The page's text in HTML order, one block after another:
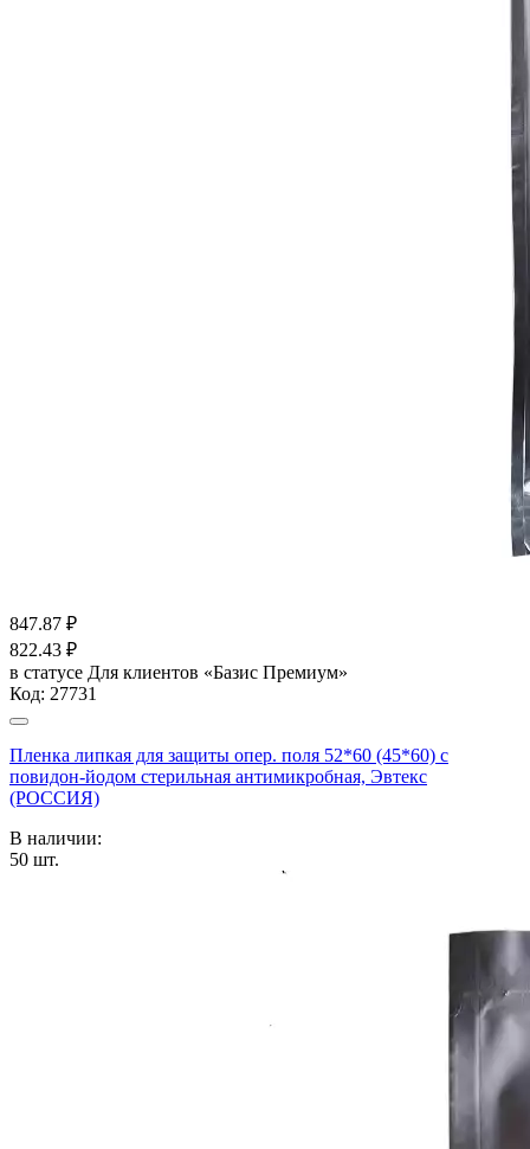
847.87 ₽
822.43 ₽
в статусе Для клиентов «Базис Премиум»
Код: 27731
Пленка липкая для защиты опер. поля 52*60 (45*60) с
повидон-йодом стерильная антимикробная, Эвтекс
(РОССИЯ)
В наличии:
50 шт.